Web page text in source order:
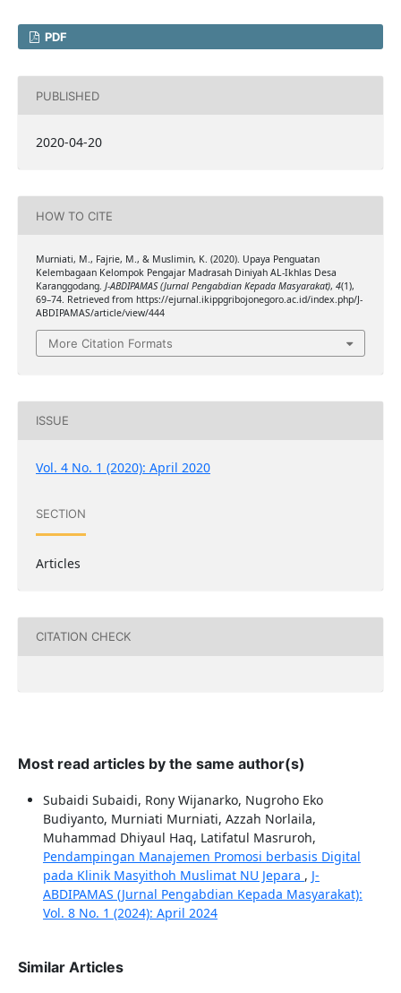
PDF
PUBLISHED
2020-04-20
HOW TO CITE
Murniati, M., Fajrie, M., & Muslimin, K. (2020). Upaya Penguatan
Kelembagaan Kelompok Pengajar Madrasah Diniyah AL-Ikhlas Desa
Karanggodang. J-ABDIPAMAS (Jurnal Pengabdian Kepada Masyarakat), 4(1),
69–74. Retrieved from https://ejurnal.ikippgribojonegoro.ac.id/index.php/J-
ABDIPAMAS/article/view/444
More Citation Formats
ISSUE
Vol. 4 No. 1 (2020): April 2020
SECTION
Articles
CITATION CHECK
Most read articles by the same author(s)
Subaidi Subaidi, Rony Wijanarko, Nugroho Eko
Budiyanto, Murniati Murniati, Azzah Norlaila,
Muhammad Dhiyaul Haq, Latifatul Masruroh,
Pendampingan Manajemen Promosi berbasis Digital
pada Klinik Masyithoh Muslimat NU Jepara , J-
ABDIPAMAS (Jurnal Pengabdian Kepada Masyarakat):
Vol. 8 No. 1 (2024): April 2024
Similar Articles